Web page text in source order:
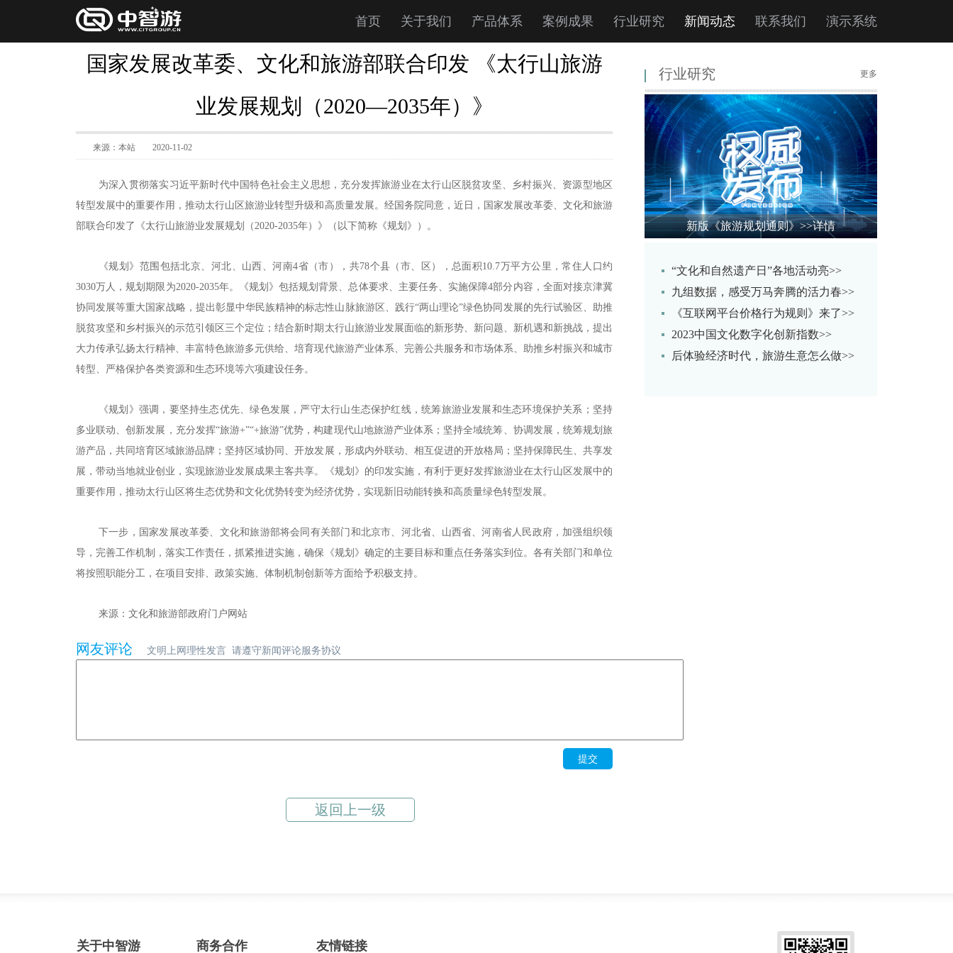
首页 关于我们 产品体系 案例成果 行业研究 新闻动态 联系我们 演示系统
国家发展改革委、文化和旅游部联合印发 《太行山旅游
业发展规划（2020—2035年）》
来源：本站 2020-11-02
为深入贯彻落实习近平新时代中国特色社会主义思想，充分发挥旅游业在太行山区脱贫攻坚、乡村振兴、资源型地区
转型发展中的重要作用，推动太行山区旅游业转型升级和高质量发展。经国务院同意，近日，国家发展改革委、文化和旅游
部联合印发了《太行山旅游业发展规划（2020-2035年）》（以下简称《规划》）。
《规划》范围包括北京、河北、山西、河南4省（市），共78个县（市、区），总面积10.7万平方公里，常住人口约
3030万人，规划期限为2020-2035年。《规划》包括规划背景、总体要求、主要任务、实施保障4部分内容，全面对接京津冀
协同发展等重大国家战略，提出彰显中华民族精神的标志性山脉旅游区、践行“两山理论”绿色协同发展的先行试验区、助推
脱贫攻坚和乡村振兴的示范引领区三个定位；结合新时期太行山旅游业发展面临的新形势、新问题、新机遇和新挑战，提出
大力传承弘扬太行精神、丰富特色旅游多元供给、培育现代旅游产业体系、完善公共服务和市场体系、助推乡村振兴和城市
转型、严格保护各类资源和生态环境等六项建设任务。
《规划》强调，要坚持生态优先、绿色发展，严守太行山生态保护红线，统筹旅游业发展和生态环境保护关系；坚持
多业联动、创新发展，充分发挥“旅游+”“+旅游”优势，构建现代山地旅游产业体系；坚持全域统筹、协调发展，统筹规划旅
游产品，共同培育区域旅游品牌；坚持区域协同、开放发展，形成内外联动、相互促进的开放格局；坚持保障民生、共享发
展，带动当地就业创业，实现旅游业发展成果主客共享。《规划》的印发实施，有利于更好发挥旅游业在太行山区发展中的
重要作用，推动太行山区将生态优势和文化优势转变为经济优势，实现新旧动能转换和高质量绿色转型发展。
下一步，国家发展改革委、文化和旅游部将会同有关部门和北京市、河北省、山西省、河南省人民政府，加强组织领
导，完善工作机制，落实工作责任，抓紧推进实施，确保《规划》确定的主要目标和重点任务落实到位。各有关部门和单位
将按照职能分工，在项目安排、政策实施、体制机制创新等方面给予积极支持。
来源：文化和旅游部政府门户网站
网友评论 文明上网理性发言 请遵守新闻评论服务协议
提交
返回上一级
行业研究 更多
新版《旅游规划通则》>>详情
“文化和自然遗产日”各地活动亮>>
九组数据，感受万马奔腾的活力春>>
《互联网平台价格行为规则》来了>>
2023中国文化数字化创新指数>>
后体验经济时代，旅游生意怎么做>>
关于中智游 商务合作 友情链接